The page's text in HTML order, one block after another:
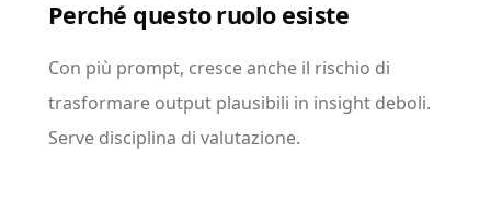
Perché questo ruolo esiste
Con più prompt, cresce anche il rischio di
trasformare output plausibili in insight deboli.
Serve disciplina di valutazione.